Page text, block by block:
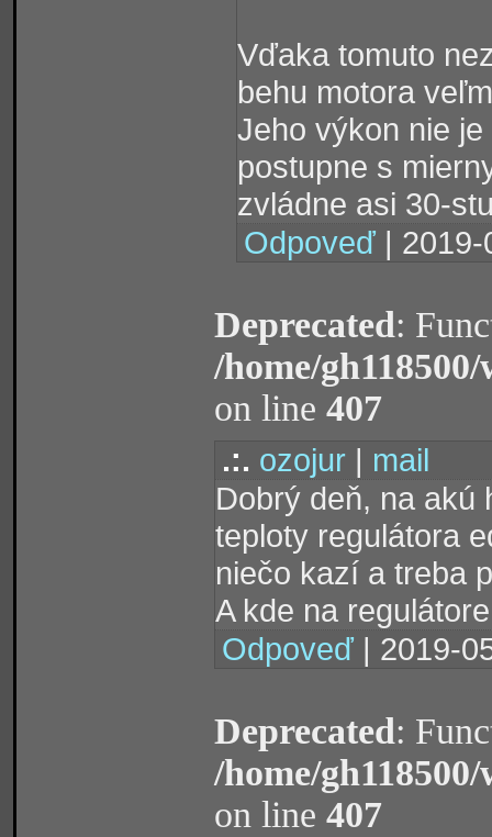
Vďaka tomuto
behu motora
Jeho výkon nie
postupne s
zvládne asi 30-
Odpoveď |
Deprecated:
/home/
on line 407
.:. ozojur | mail
Dobrý deň, na akú
teploty regulátora
niečo kazí a treba
A kde na
Odpoveď | 2019-
Deprecated:
/home/
on line 407